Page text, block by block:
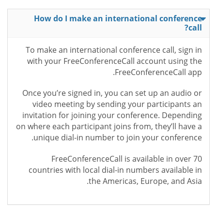
How do I make an international conference
call?
To make an international conference call, sign in
with your FreeConferenceCall account using the
FreeConferenceCall app.
Once you’re signed in, you can set up an audio or
video meeting by sending your participants an
invitation for joining your conference. Depending
on where each participant joins from, they’ll have a
unique dial-in number to join your conference.
FreeConferenceCall is available in over 70
countries with local dial-in numbers available in
the Americas, Europe, and Asia.